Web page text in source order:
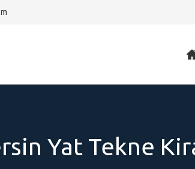
Yat Tekne